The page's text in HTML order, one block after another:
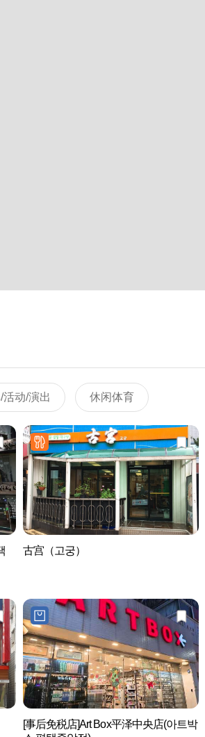
活动/演出 休闲体育
古宫（고궁）
[事后免税店]Art Box平泽中央店(아트박